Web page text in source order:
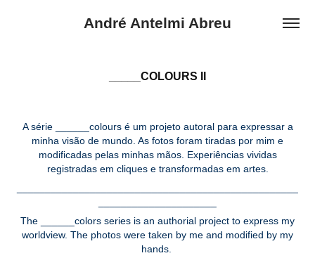
André Antelmi Abreu
_____COLOURS II
A série ______colours é um projeto autoral para expressar a
minha visão de mundo. As fotos foram tiradas por mim e
modificadas pelas minhas mãos. Experiências vividas
registradas em cliques e transformadas em artes.
The ______colors series is an authorial project to express my
worldview. The photos were taken by me and modified by my
hands.